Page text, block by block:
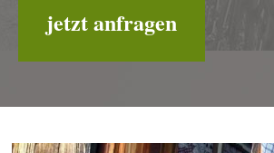
jetzt anfragen